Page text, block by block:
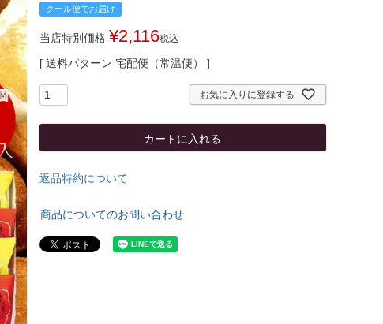
クール便でお届け
当店特別価格 ¥2,116税込
送料パターン 宅配便（常温便）
お気に入りに登録する
カートに入れる
返品特約について
商品についてのお問い合わせ